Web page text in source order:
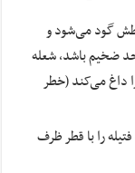
گود می‌شود و
ضخیم باشد، شعله
داغ می‌کند (خطر
را با قطر ظرف